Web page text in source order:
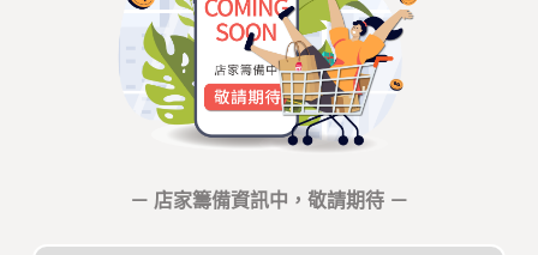
－ 店家籌備資訊中，敬請期待 －